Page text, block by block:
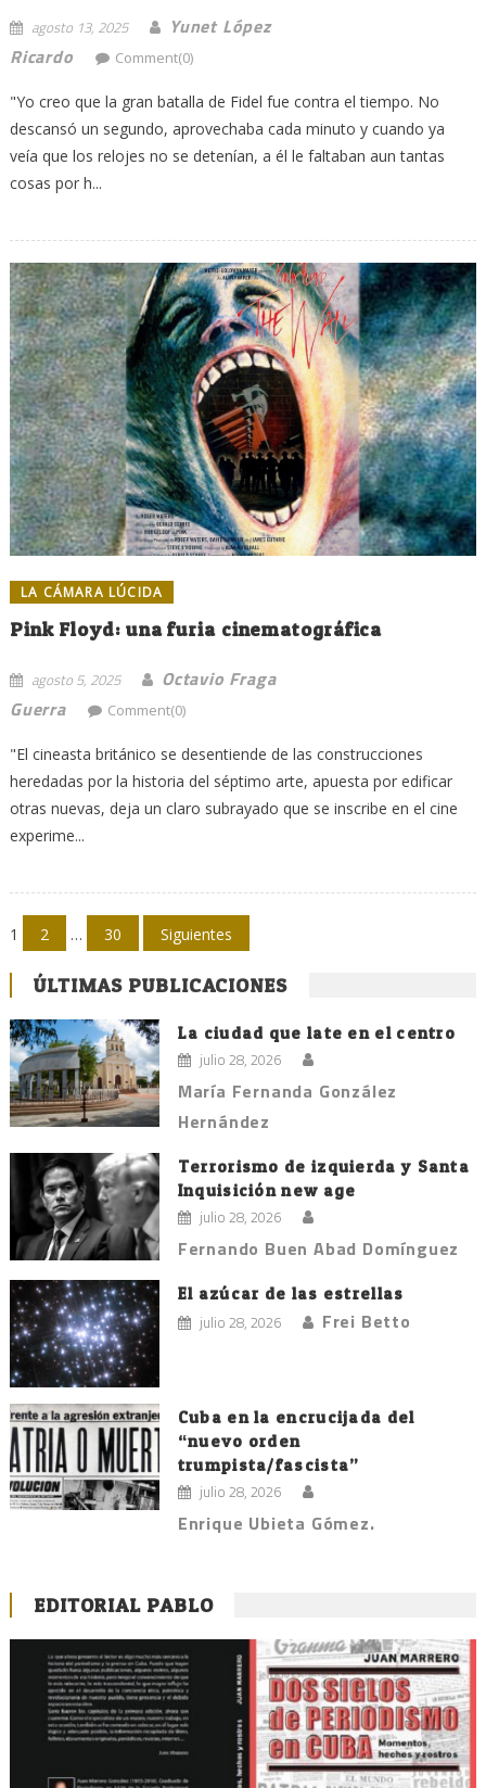
agosto 13, 2025
Yunet López
Ricardo
Comment(0)
"Yo creo que la gran batalla de Fidel fue contra el tiempo. No
descansó un segundo, aprovechaba cada minuto y cuando ya
veía que los relojes no se detenían, a él le faltaban aun tantas
cosas por h...
LA CÁMARA LÚCIDA
Pink Floyd: una furia cinematográfica
agosto 5, 2025
Octavio Fraga
Guerra
Comment(0)
"El cineasta británico se desentiende de las construcciones
heredadas por la historia del séptimo arte, apuesta por edificar
otras nuevas, deja un claro subrayado que se inscribe en el cine
experime...
Navegación
de
entradas
1 2 … 30 Siguientes
ÚLTIMAS PUBLICACIONES
La ciudad que late en el centro
julio 28, 2026
María Fernanda González
Hernández
Terrorismo de izquierda y Santa
Inquisición new age
julio 28, 2026
Fernando Buen Abad Domínguez
El azúcar de las estrellas
julio 28, 2026 Frei Betto
Cuba en la encrucijada del
“nuevo orden
trumpista/fascista”
julio 28, 2026
Enrique Ubieta Gómez.
EDITORIAL PABLO